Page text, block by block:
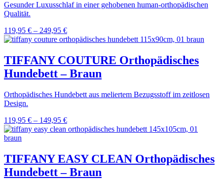
Gesunder Luxusschlaf in einer gehobenen human-orthopädischen
Qualität.
119,95 € – 249,95 €
TIFFANY COUTURE Orthopädisches
Hundebett – Braun
Orthopädisches Hundebett aus meliertem Bezugsstoff im zeitlosen
Design.
119,95 € – 149,95 €
TIFFANY EASY CLEAN Orthopädisches
Hundebett – Braun